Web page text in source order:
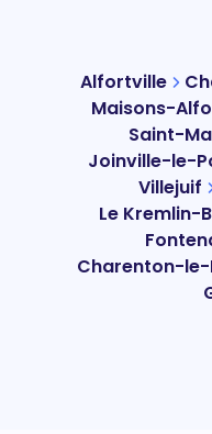
Alfortville
Maisons-
Saint-
Joinville-le-
Villejuif
Le Kremlin-
Charenton-